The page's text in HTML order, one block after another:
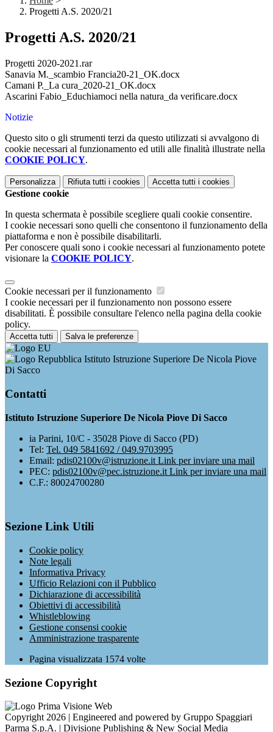
Progetti A.S. 2020/21
Progetti A.S. 2020/21
Progetti 2020-2021.rar
Sanavia M._scambio Francia20-21_OK.docx
Camani P._La cura_2020-21_OK.docx
Ascarini Fabio_Educhiamoci nella natura_da verificare.docx
Notizie
Questo sito o gli strumenti terzi da questo utilizzati si avvalgono di
cookie necessari al funzionamento ed utili alle finalità illustrate nella
COOKIE POLICY.
Personalizza Rifiuta tutti i cookies Accetta tutti i cookies
Gestione cookie
In questa schermata è possibile scegliere quali cookie consentire.
I cookie necessari sono quelli che consentono il funzionamento della
piattaforma e non è possibile disabilitarli.
Per conoscere quali sono i cookie necessari al funzionamento potete
visionare la COOKIE POLICY.
Cookie necessari per il funzionamento
I cookie necessari per il funzionamento non possono essere
disabilitati. È possibile consultare l'elenco nella pagina della cookie
policy.
Accetta tutti Salva le preferenze
Istituto Istruzione Superiore De Nicola Piove
Di Sacco
Contatti
Istituto Istruzione Superiore De Nicola Piove Di Sacco
ia Parini, 10/C - 35028 Piove di Sacco (PD)
Tel: Tel. 049 5841692 / 049.9703995
Email: pdis02100v@istruzione.it Link per inviare una mail
PEC: pdis02100v@pec.istruzione.it Link per inviare una mail
C.F.: 80024700280
Sezione Link Utili
Cookie policy
Note legali
Informativa Privacy
Ufficio Relazioni con il Pubblico
Dichiarazione di accessibilità
Obiettivi di accessibilità
Whistleblowing
Gestione consensi cookie
Amministrazione trasparente
Pagina visualizzata 1574 volte
Sezione Copyright
Copyright 2026 | Engineered and powered by Gruppo Spaggiari
Parma S.p.A. | Divisione Publishing & New Social Media